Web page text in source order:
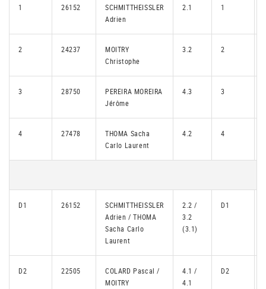
1 26152
SCHMITTHEISSLER
Adrien
2.1 1
2 24237
MOITRY
Christophe
3.2 2
3 28750
PEREIRA MOREIRA
Jérôme
4.3 3
4 27478
THOMA Sacha
Carlo Laurent
4.2 4
D1 26152
SCHMITTHEISSLER
Adrien / THOMA
Sacha Carlo
Laurent
2.2 /
3.2
(3.1)
D1
D2 22505
COLARD Pascal /
MOITRY
4.1 /
4.1
D2